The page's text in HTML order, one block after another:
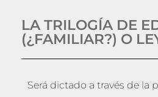
LA TRILOGÍA DE
(¿FAMILIAR?) O
Será dictado a través de la